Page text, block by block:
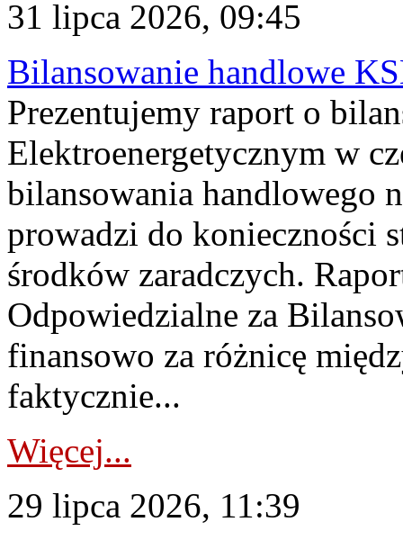
31 lipca 2026, 09:45
Bilansowanie handlowe
Prezentujemy raport o
Elektroenergetycznym w
bilansowania handlowego
prowadzi do konieczności
środków zaradczych.
Odpowiedzialne za
finansowo za różnicę
faktycznie...
Więcej...
29 lipca 2026, 11:39